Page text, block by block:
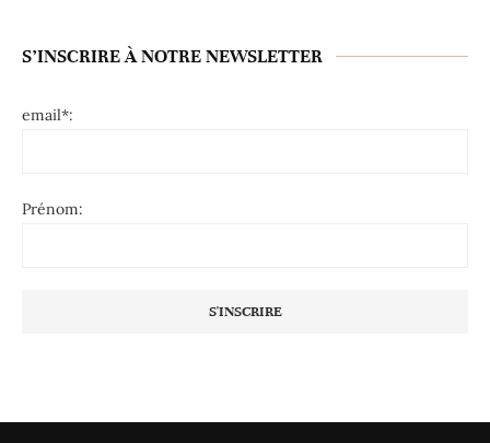
S’INSCRIRE À NOTRE NEWSLETTER
email*:
Prénom: